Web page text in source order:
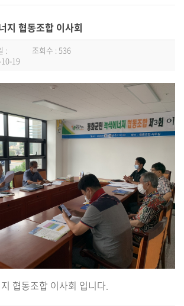
지 협동조합 이사회
:
19
조회수 : 536
협동조합 이사회 입니다.